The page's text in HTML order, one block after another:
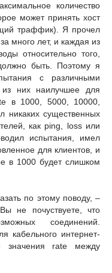
количество
может принять хост
траффик). Я прочел
много лет, и каждая из
относительно того,
быть. Поэтому я
с различными
из них наилучшее для
в 1000, 5000, 10000,
никаких существенных
как ping, loss или
испытания, имел
для клиентов, и
в 1000 будет слишком
по этому поводу, –
не почуствуете, что
соединений.
кабельного интернет-
значения rate между